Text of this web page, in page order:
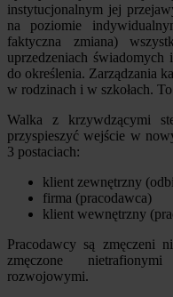
instytucjonalnym jej
na poziomie
faktyczna zmiana)
uprzedzeniach
do określenia. Zarządzania
w rodzinach i w szkołach.
Walka z krzywdzącymi
przyspieszyć wejście w
3 postaciach:
klient zewnętrzny
firma (pracodawca)
klient wewnętrzny
Pracodawcy są zmęczeni
zmęczone
rozwojowymi.